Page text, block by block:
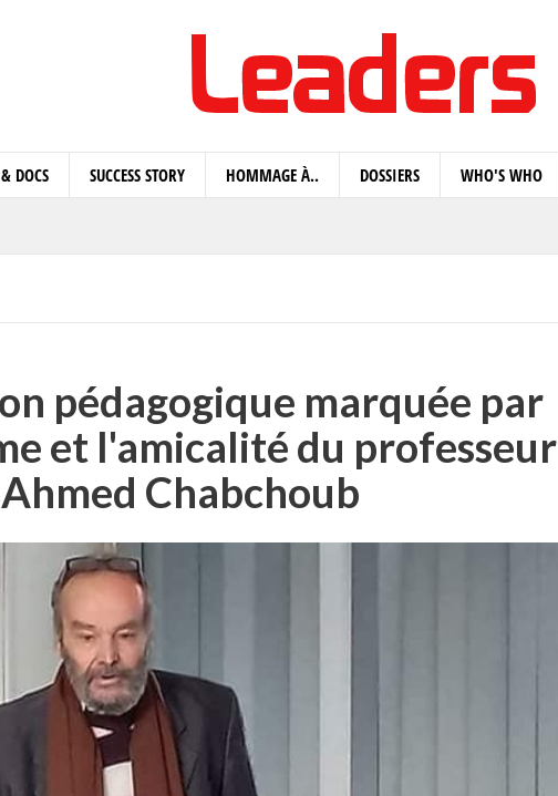
DOCS SUCCESS STORY HOMMAGE À.. DOSSIERS WHO'S WHO
pédagogique marquée par
et l'amicalité du professeur
Ahmed Chabchoub